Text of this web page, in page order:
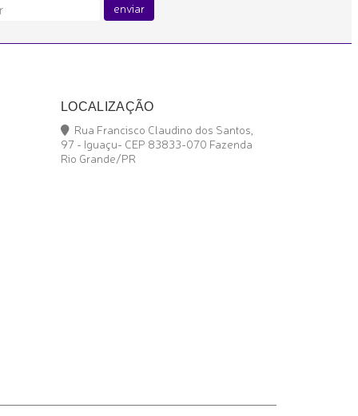
enviar
LOCALIZAÇÃO
Rua Francisco Claudino dos Santos,
97 - Iguaçu- CEP 83833-070 Fazenda
Rio Grande/PR